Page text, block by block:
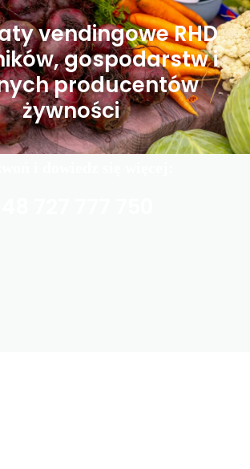
vendingowe RHD
gospodarstw i
producentów
żywności